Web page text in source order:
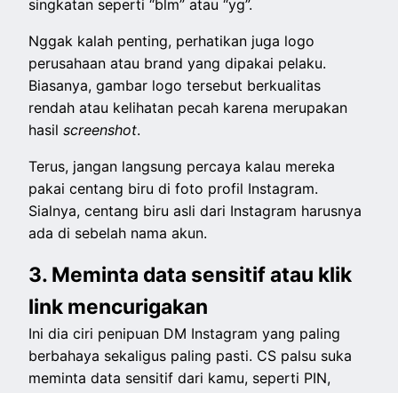
singkatan seperti “blm” atau “yg”.
Nggak kalah penting, perhatikan juga logo
perusahaan atau brand yang dipakai pelaku.
Biasanya, gambar logo tersebut berkualitas
rendah atau kelihatan pecah karena merupakan
hasilscreenshot.
Terus, jangan langsung percaya kalau mereka
pakai centang biru di foto profil Instagram.
Sialnya, centang biru asli dari Instagram harusnya
ada di sebelah nama akun.
3. Meminta data sensitif atau klik
link mencurigakan
Ini dia ciri penipuan DM Instagram yang paling
berbahaya sekaligus paling pasti. CS palsu suka
meminta data sensitif dari kamu, seperti PIN,